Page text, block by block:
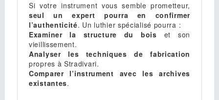
Si votre instrument vous semble prometteur,
seul un expert pourra en confirmer
l’authenticité. Un luthier spécialisé pourra :
Examiner la structure du bois et son
vieillissement.
Analyser les techniques de fabrication
propres à Stradivari.
Comparer l’instrument avec les archives
existantes.